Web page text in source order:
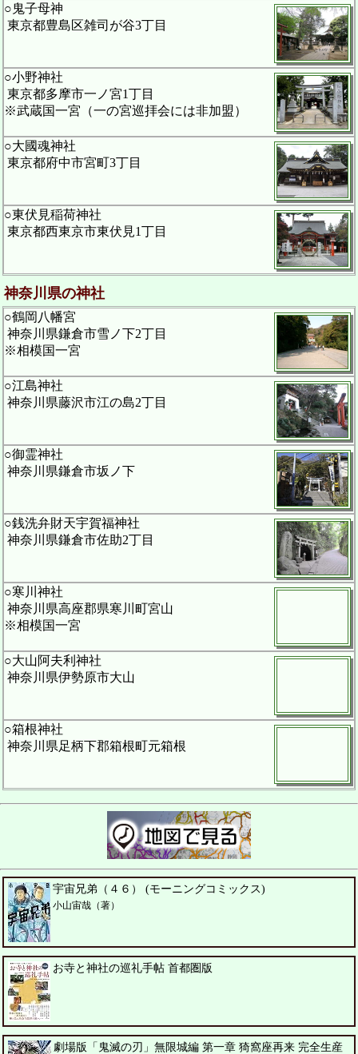
○鬼子母神
東京都豊島区雑司が谷3丁目
○小野神社
東京都多摩市一ノ宮1丁目
※武蔵国一宮（一の宮巡拝会には非加盟）
○大國魂神社
東京都府中市宮町3丁目
○東伏見稲荷神社
東京都西東京市東伏見1丁目
神奈川県の神社
○鶴岡八幡宮
神奈川県鎌倉市雪ノ下2丁目
※相模国一宮
○江島神社
神奈川県藤沢市江の島2丁目
○御霊神社
神奈川県鎌倉市坂ノ下
○銭洗弁財天宇賀福神社
神奈川県鎌倉市佐助2丁目
○寒川神社
神奈川県高座郡県寒川町宮山
※相模国一宮
○大山阿夫利神社
神奈川県伊勢原市大山
○箱根神社
神奈川県足柄下郡箱根町元箱根
宇宙兄弟（４６） (モーニングコミックス)
小山宙哉（著）
お寺と神社の巡礼手帖 首都圏版
劇場版「鬼滅の刃」無限城編 第一章 猗窩座再来 完全生産